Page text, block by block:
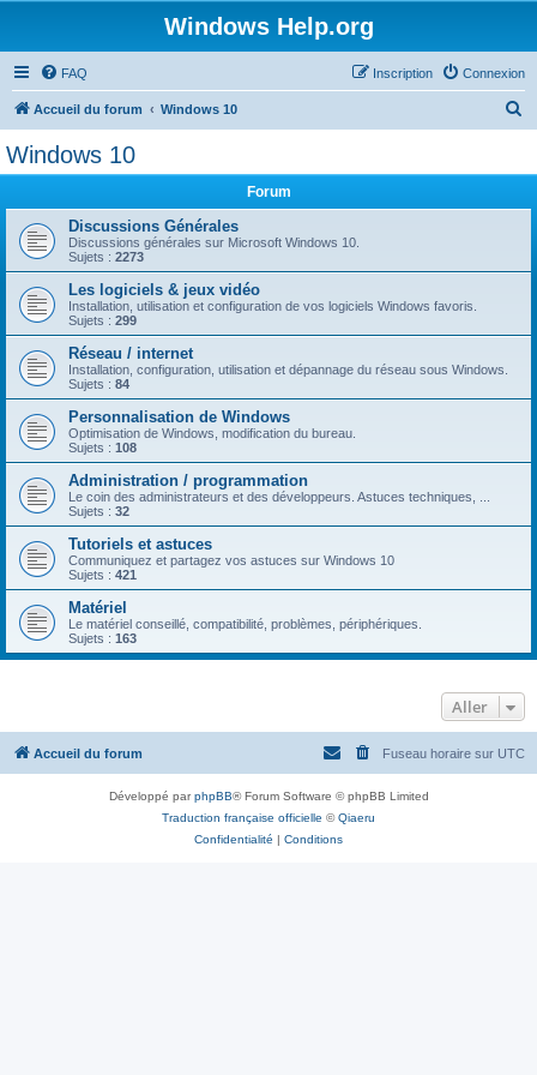
Windows Help.org
FAQ Connexion
Inscription
Accueil du forum Windows 10
e
Windows 10
Forum
Discussions Générales
Discussions générales sur Microsoft Windows 10.
Sujets : 2273
Les logiciels & jeux vidéo
Installation, utilisation et configuration de vos logiciels Windows favoris.
Sujets : 299
Réseau / internet
Installation, configuration, utilisation et dépannage du réseau sous Windows.
Sujets : 84
Personnalisation de Windows
Optimisation de Windows, modification du bureau.
Sujets : 108
Administration / programmation
Le coin des administrateurs et des développeurs. Astuces techniques, ...
Sujets : 32
Tutoriels et astuces
Communiquez et partagez vos astuces sur Windows 10
Sujets : 421
Matériel
Le matériel conseillé, compatibilité, problèmes, périphériques.
Sujets : 163
Aller
Accueil du forum Fuseau horaire sur UTC
Développé parphpBB® Forum Software © phpBB Limited
Traduction française officielle ©Qiaeru
Confidentialité | Conditions